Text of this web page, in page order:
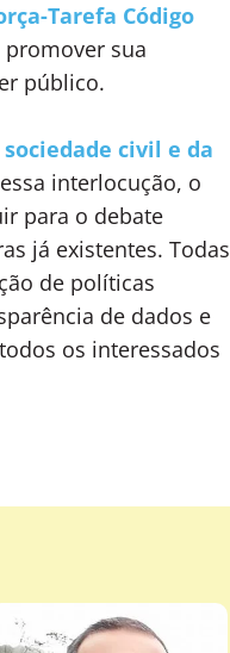
Tarefa Código
sua
público.
civil e da
interlocução, o
para o debate
já existentes. Todas
de políticas
de dados e
os interessados